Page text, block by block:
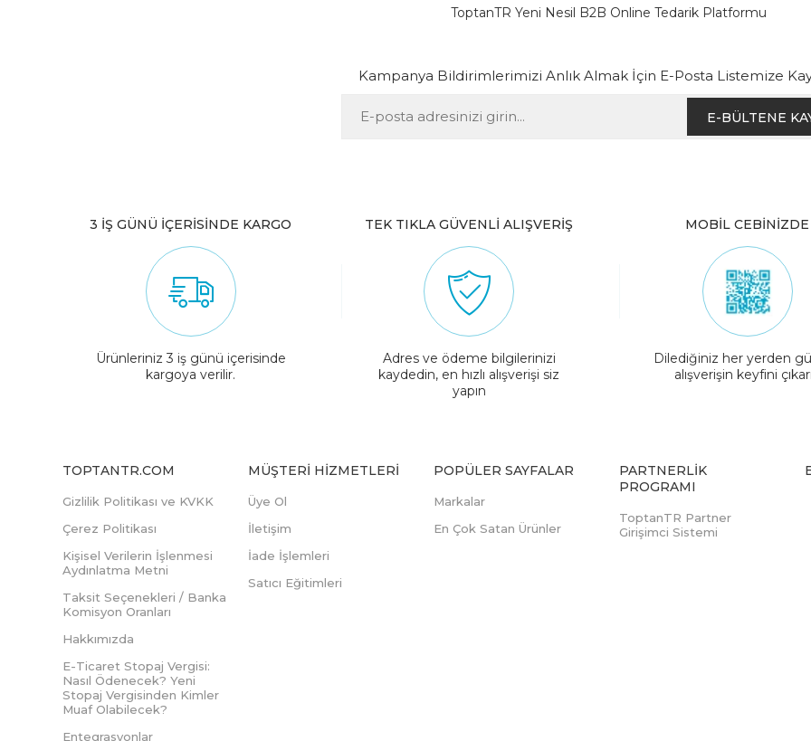
ToptanTR Yeni Nesil B2B Online Tedarik Platformu
Kampanya Bildirimlerimizi Anlık Almak İçin E-Posta Listemize
E-BÜLTENE
3 İŞ GÜNÜ İÇERİSİNDE KARGO
Ürünleriniz 3 iş günü içerisinde
kargoya verilir.
TEK TIKLA GÜVENLİ ALIŞVERİŞ
Adres ve ödeme bilgilerinizi
kaydedin, en hızlı alışverişi siz
yapın
MOBİL CEBİNİZDE
Dilediğiniz her yerden
alışverişin keyfini
TOPTANTR.COM
Gizlilik Politikası ve KVKK
Çerez Politikası
Kişisel Verilerin İşlenmesi
Aydınlatma Metni
Taksit Seçenekleri / Banka
Komisyon Oranları
Hakkımızda
E-Ticaret Stopaj Vergisi:
Nasıl Ödenecek? Yeni
Stopaj Vergisinden Kimler
Muaf Olabilecek?
Entegrasyonlar
MÜŞTERI HIZMETLERI
Üye Ol
İletişim
İade İşlemleri
Satıcı Eğitimleri
POPÜLER SAYFALAR
Markalar
En Çok Satan Ürünler
PARTNERLIK
PROGRAMI
ToptanTR Partner
Girişimci Sistemi